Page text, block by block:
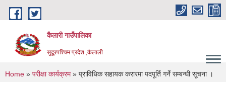
Skip to main content
कैलारी गाउँपालिका
सुदूरपश्चिम प्रदेश ,कैलाली
You are here
Home » परीक्षा कार्यक्रम» प्राविधिक सहायक करारमा पदपूर्ति गर्ने सम्बन्धी सूचना ।